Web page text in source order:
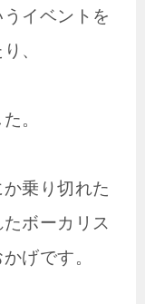
イベントを
、
。
乗り切れた
ボーカリス
げです。